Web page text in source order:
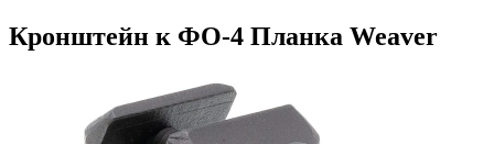
Кронштейн к ФО-4 Планка Weaver